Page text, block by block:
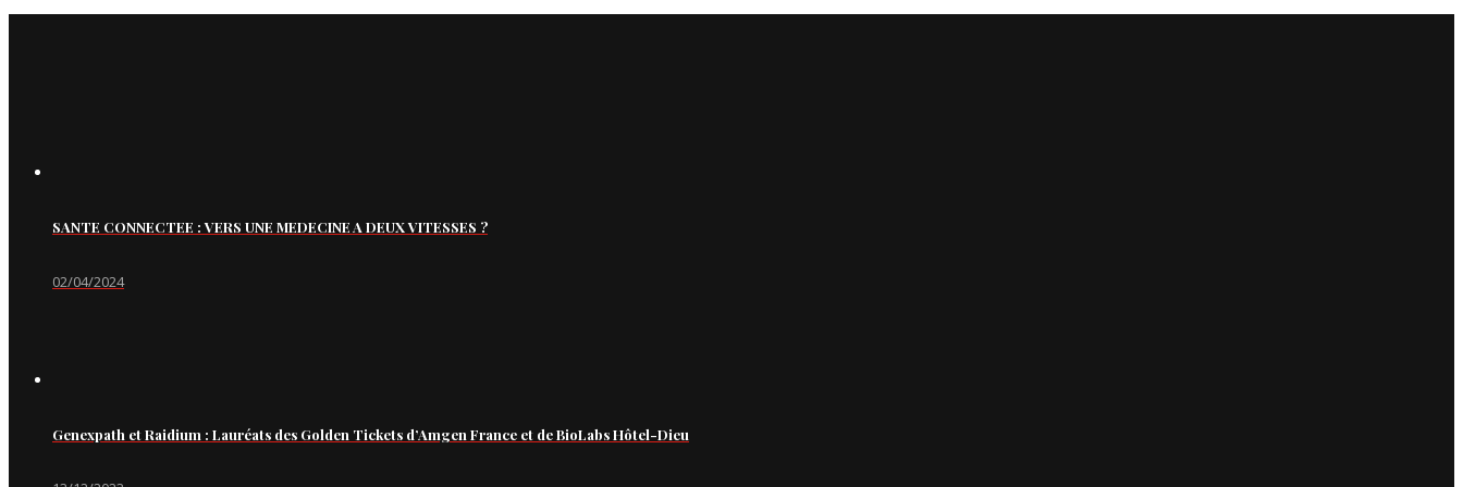
SANTE CONNECTEE : VERS UNE MEDECINE A DEUX VITESSES ?
02/04/2024
Genexpath et Raidium : Lauréats des Golden Tickets d’Amgen France et de BioLabs Hôtel-Dieu